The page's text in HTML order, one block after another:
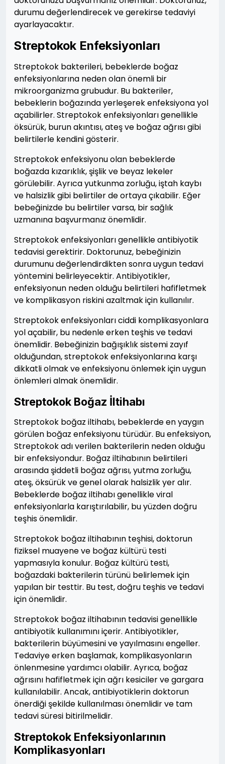
durumu değerlendirecek ve gerekirse tedaviyi
ayarlayacaktır.
Streptokok Enfeksiyonları
Streptokok bakterileri, bebeklerde boğaz
enfeksiyonlarına neden olan önemli bir
mikroorganizma grubudur. Bu bakteriler,
bebeklerin boğazında yerleşerek enfeksiyona yol
açabilirler. Streptokok enfeksiyonları genellikle
öksürük, burun akıntısı, ateş ve boğaz ağrısı gibi
belirtilerle kendini gösterir.
Streptokok enfeksiyonu olan bebeklerde
boğazda kızarıklık, şişlik ve beyaz lekeler
görülebilir. Ayrıca yutkunma zorluğu, iştah kaybı
ve halsizlik gibi belirtiler de ortaya çıkabilir. Eğer
bebeğinizde bu belirtiler varsa, bir sağlık
uzmanına başvurmanız önemlidir.
Streptokok enfeksiyonları genellikle antibiyotik
tedavisi gerektirir. Doktorunuz, bebeğinizin
durumunu değerlendirdikten sonra uygun tedavi
yöntemini belirleyecektir. Antibiyotikler,
enfeksiyonun neden olduğu belirtileri hafifletmek
ve komplikasyon riskini azaltmak için kullanılır.
Streptokok enfeksiyonları ciddi komplikasyonlara
yol açabilir, bu nedenle erken teşhis ve tedavi
önemlidir. Bebeğinizin bağışıklık sistemi zayıf
olduğundan, streptokok enfeksiyonlarına karşı
dikkatli olmak ve enfeksiyonu önlemek için uygun
önlemleri almak önemlidir.
Streptokok Boğaz İltihabı
Streptokok boğaz iltihabı, bebeklerde en yaygın
görülen boğaz enfeksiyonu türüdür. Bu enfeksiyon,
Streptokok adı verilen bakterilerin neden olduğu
bir enfeksiyondur. Boğaz iltihabının belirtileri
arasında şiddetli boğaz ağrısı, yutma zorluğu,
ateş, öksürük ve genel olarak halsizlik yer alır.
Bebeklerde boğaz iltihabı genellikle viral
enfeksiyonlarla karıştırılabilir, bu yüzden doğru
teşhis önemlidir.
Streptokok boğaz iltihabının teşhisi, doktorun
fiziksel muayene ve boğaz kültürü testi
yapmasıyla konulur. Boğaz kültürü testi,
boğazdaki bakterilerin türünü belirlemek için
yapılan bir testtir. Bu test, doğru teşhis ve tedavi
için önemlidir.
Streptokok boğaz iltihabının tedavisi genellikle
antibiyotik kullanımını içerir. Antibiyotikler,
bakterilerin büyümesini ve yayılmasını engeller.
Tedaviye erken başlamak, komplikasyonların
önlenmesine yardımcı olabilir. Ayrıca, boğaz
ağrısını hafifletmek için ağrı kesiciler ve gargara
kullanılabilir. Ancak, antibiyotiklerin doktorun
önerdiği şekilde kullanılması önemlidir ve tam
tedavi süresi bitirilmelidir.
Streptokok Enfeksiyonlarının
Komplikasyonları